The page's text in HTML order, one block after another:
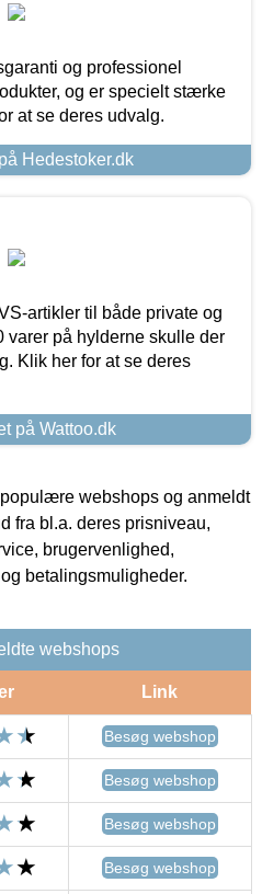
og professionel
og er specielt stærke
at se deres udvalg.
Hedestoker.dk
artikler til både private og
varer på hylderne skulle der
Klik her for at se deres
på Wattoo.dk
webshops og anmeldt
fra bl.a. deres prisniveau,
brugervenlighed,
betalingsmuligheder.
webshops
Link
Besøg webshop
Besøg webshop
Besøg webshop
Besøg webshop